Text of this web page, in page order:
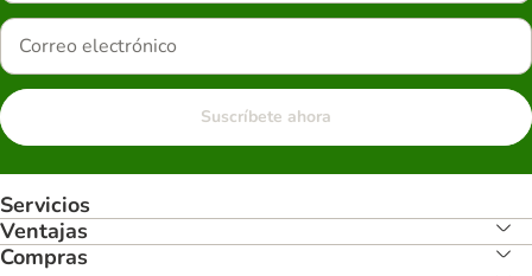
Suscríbete ahora
Servicios
Ventajas
Compras